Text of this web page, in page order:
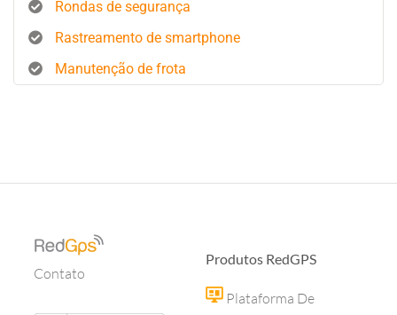
Rondas de segurança
Rastreamento de smartphone
Manutenção de frota
Contato
Produtos RedGPS
Plataforma De